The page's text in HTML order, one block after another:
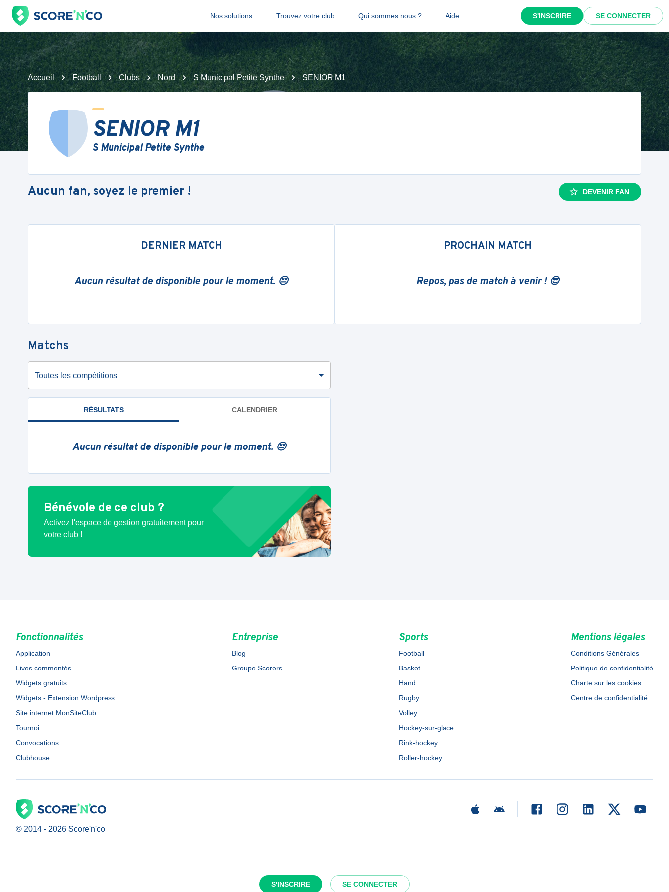
Nos solutions Trouvez votre club Qui sommes nous ? Aide S'INSCRIRE SE CONNECTER
S'INSCRIRE SE CONNECTER
Accueil Football Clubs Nord S Municipal Petite Synthe SENIOR M1
SENIOR M1
S Municipal Petite Synthe
Aucun fan, soyez le premier ! DEVENIR FAN
DERNIER MATCH
Aucun résultat de disponible pour le moment. 😔
PROCHAIN MATCH
Repos, pas de match à venir ! 😎
Matchs
Toutes les compétitions
RÉSULTATS CALENDRIER
Aucun résultat de disponible pour le moment. 😔
Bénévole de ce club ?
Activez l'espace de gestion gratuitement pour
votre club !
Fonctionnalités
Application
Lives commentés
Widgets gratuits
Widgets - Extension Wordpress
Site internet MonSiteClub
Tournoi
Convocations
Clubhouse
Entreprise
Blog
Groupe Scorers
Sports
Football
Basket
Hand
Rugby
Volley
Hockey-sur-glace
Rink-hockey
Roller-hockey
Mentions légales
Conditions Générales
Politique de confidentialité
Charte sur les cookies
Centre de confidentialité
© 2014 - 2026 Score'n'co